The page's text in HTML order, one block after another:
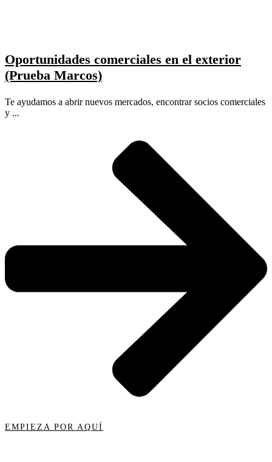
Oportunidades comerciales en el exterior
(Prueba Marcos)
Te ayudamos a abrir nuevos mercados, encontrar socios comerciales
y ...
EMPIEZA POR AQUÍ